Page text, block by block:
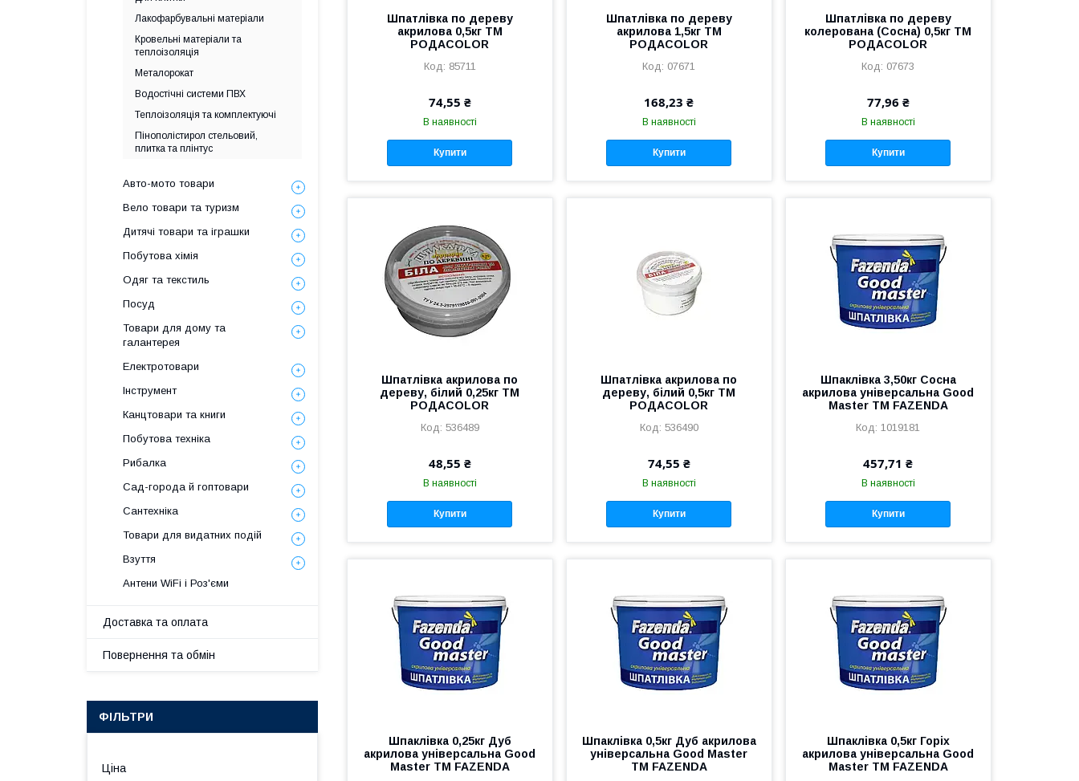
Шпатлівка по дереву
акрилова 0,5кг ТМ
РОДАCOLOR
85711
74,55 ₴
В наявності
Купити
Шпатлівка по дереву
акрилова 1,5кг ТМ
РОДАCOLOR
07671
168,23 ₴
В наявності
Купити
Шпатлівка по дереву
колерована (Сосна) 0,5кг ТМ
РОДАCOLOR
07673
77,96 ₴
В наявності
Купити
Шпатлівка акрилова по
дереву, білий 0,25кг ТМ
РОДАCOLOR
536489
48,55 ₴
В наявності
Купити
Шпатлівка акрилова по
дереву, білий 0,5кг ТМ
РОДАCOLOR
536490
74,55 ₴
В наявності
Купити
Шпаклівка 3,50кг Сосна
акрилова універсальна Good
Master ТМ FAZENDA
1019181
457,71 ₴
В наявності
Купити
Шпаклівка 0,25кг Дуб
акрилова універсальна Good
Master ТМ FAZENDA
Шпаклівка 0,5кг Дуб акрилова
універсальна Good Master
ТМ FAZENDA
Шпаклівка 0,5кг Горіх
акрилова універсальна Good
Master ТМ FAZENDA
Лакофарбувальні матеріали
Кровельні матеріали та
теплоізоляція
Металорокат
Водостічні системи ПВХ
Теплоізоляція та комплектуючі
Пінополістирол стельовий,
плитка та плінтус
Авто-мото товари
Вело товари та туризм
Дитячі товари та іграшки
Побутова хімія
Одяг та текстиль
Посуд
Товари для дому та
галантерея
Електротовари
Інструмент
Канцтовари та книги
Побутова техніка
Рибалка
Сад-города й гоптовари
Сантехніка
Товари для видатних подій
Взуття
Антени WiFi і Роз'єми
Доставка та оплата
Повернення та обмін
ФІЛЬТРИ
Ціна